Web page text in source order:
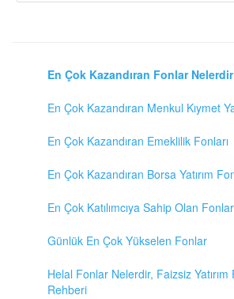
En Çok Kazandıran Fonlar Nelerdir
En Çok Kazandıran Menkul Kıymet
En Çok Kazandıran Emeklilik Fonları
En Çok Kazandıran Borsa Yatırım
En Çok Katılımcıya Sahip Olan Fonlar
Günlük En Çok Yükselen Fonlar
Helal Fonlar Nelerdir, Faizsiz Yatırım
Rehberi